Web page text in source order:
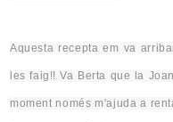
Aquesta recepta em va
les faig!! Va Berta que la
moment només m'ajuda a